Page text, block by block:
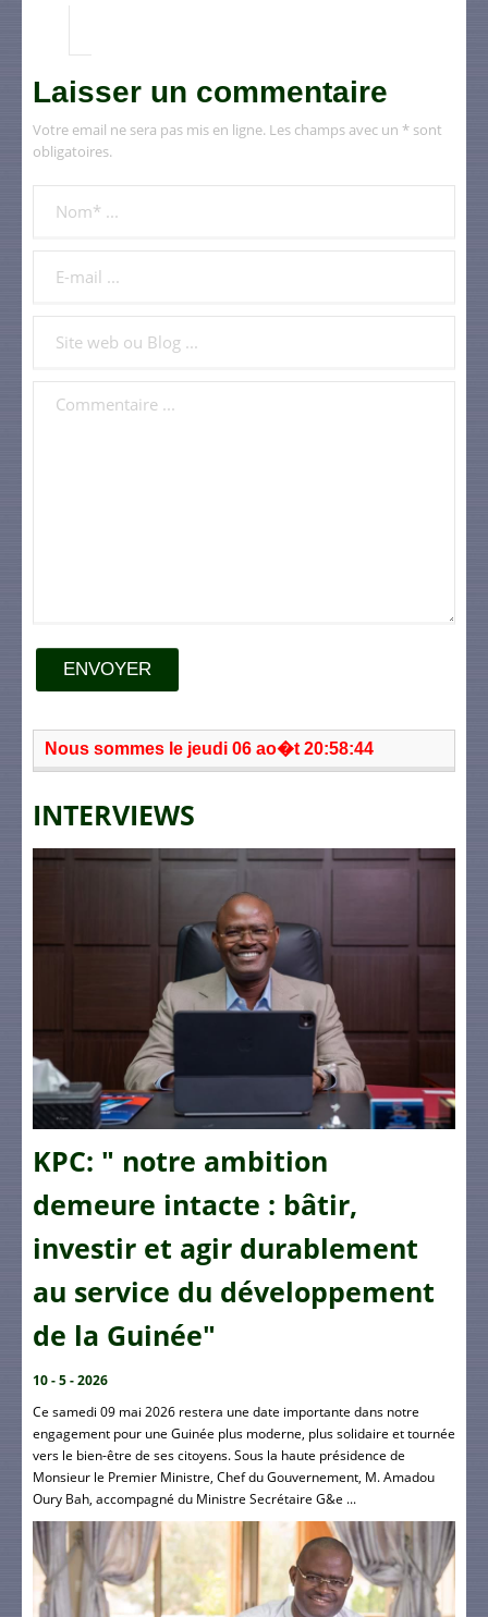
Laisser un commentaire
Votre email ne sera pas mis en ligne. Les champs avec un * sont
obligatoires.
ENVOYER
Nous sommes le jeudi 06 ao�t 20:58:44
INTERVIEWS
KPC: " notre ambition
demeure intacte : bâtir,
investir et agir durablement
au service du développement
de la Guinée"
10 - 5 - 2026
Ce samedi 09 mai 2026 restera une date importante dans notre
engagement pour une Guinée plus moderne, plus solidaire et tournée
vers le bien-être de ses citoyens. Sous la haute présidence de
Monsieur le Premier Ministre, Chef du Gouvernement, M. Amadou
Oury Bah, accompagné du Ministre Secrétaire G&e ...